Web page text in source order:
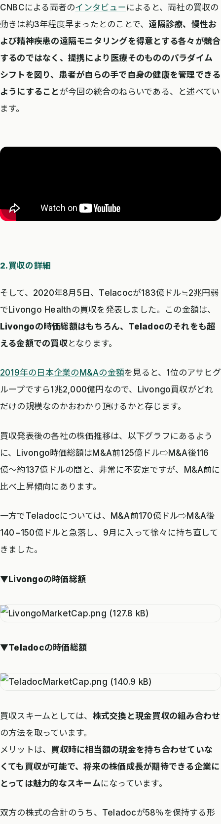
CNBCによる両者のインタビュー によると、両社の買収の
動きは約3年程度早まったとのことで、 遠隔診療、慢性お
よび精神疾患の遠隔モニタリングを得意とする各々が競合
するのではなく、提携により医療そのもののパラダイム
シフトを図り、患者が自らの手で自身の健康を管理できる
ようにすること が今回の統合のねらいである、と述べてい
ます。
2.買収の詳細
そして、2020年8月5日、Telacocが183億ドル≒2兆円弱
でLivongo Healthの買収を発表しました。この金額は、
Livongoの時価総額はもちろん、Teladocのそれをも超
える金額での買収となります。
2019年の日本企業のM&Aの金額を見ると、1位のアサヒグ
ループですら1兆2,000億円なので、Livongo買収がどれ
だけの規模なのかおわかり頂けるかと存じます。
買収発表後の各社の株価推移は、以下グラフにあるよう
に、Livongo時価総額はM&A前125億ドル⇨M&A後116
億〜約137億ドルの間と、非常に不安定ですが、M&A前に
比べ上昇傾向にあります。
一方でTeladocについては、M&A前170億ドル⇨M&A後
140−150億ドルと急落し、9月に入って徐々に持ち直して
きました。
▼Livongoの時価総額
▼Teladocの時価総額
買収スキームとしては、 株式交換と現金買収の組み合わせ
の方法を取っています。
メリットは、 買収時に相当額の現金を持ち合わせていな
くても買収が可能で、将来の株価成長が期待できる企業に
とっては魅力的なスキームになっています。
双方の株式の合計のうち、Teladocが58％を保持する形